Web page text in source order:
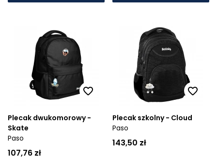
Plecak dwukomorowy -
Skate
Paso
107,76 zł
Plecak szkolny - Cloud
Paso
143,50 zł